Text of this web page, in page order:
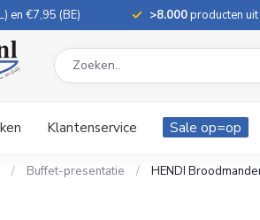
en €7,95 (BE) >8.000producten
Klantenservice Sale op=op
/ Buffet-presentatie / HENDI